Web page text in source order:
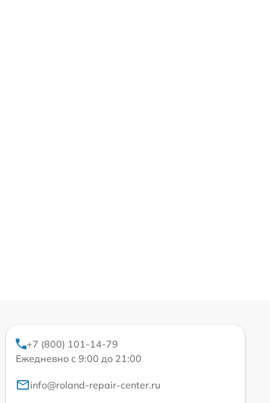
+7 (800) 101-14-79
Ежедневно с 9:00 до 21:00
info@roland-repair-center.ru